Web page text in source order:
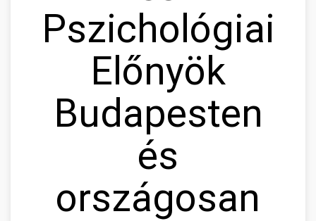
Pszichológiai
Előnyök
Budapesten
és
országosan